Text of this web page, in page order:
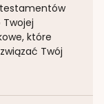
które
Twój